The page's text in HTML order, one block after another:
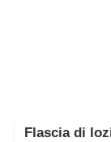
Flascia di